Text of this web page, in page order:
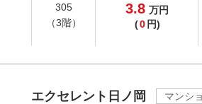
305
（3階）
3.8 万円
(0 円)
エクセレント日ノ岡
マンシ